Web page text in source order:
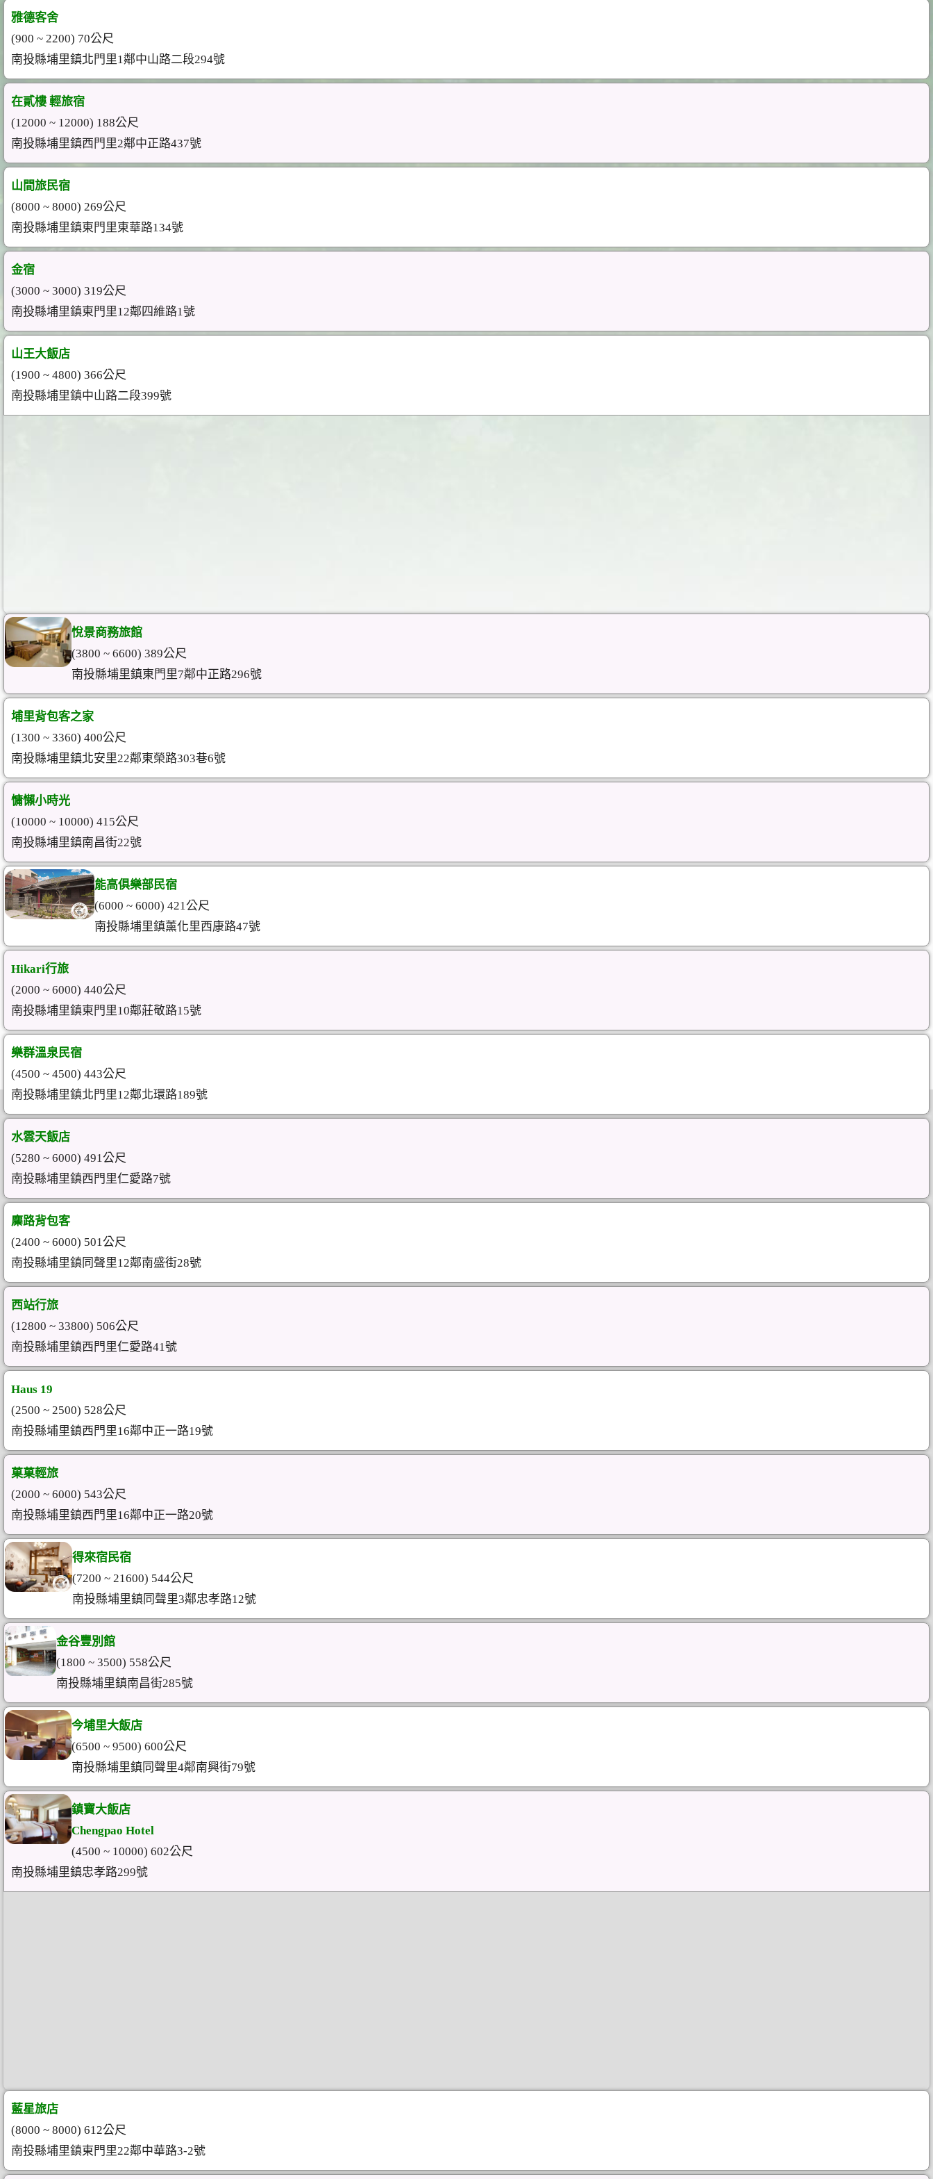
雅德客舍
(900 ~ 2200) 70公尺
南投縣埔里鎮北門里1鄰中山路二段294號
在貳樓 輕旅宿
(12000 ~ 12000) 188公尺
南投縣埔里鎮西門里2鄰中正路437號
山間旅民宿
(8000 ~ 8000) 269公尺
南投縣埔里鎮東門里東華路134號
金宿
(3000 ~ 3000) 319公尺
南投縣埔里鎮東門里12鄰四維路1號
山王大飯店
(1900 ~ 4800) 366公尺
南投縣埔里鎮中山路二段399號
悅景商務旅館
(3800 ~ 6600) 389公尺
南投縣埔里鎮東門里7鄰中正路296號
埔里背包客之家
(1300 ~ 3360) 400公尺
南投縣埔里鎮北安里22鄰東榮路303巷6號
慵懶小時光
(10000 ~ 10000) 415公尺
南投縣埔里鎮南昌街22號
能高俱樂部民宿
(6000 ~ 6000) 421公尺
南投縣埔里鎮薰化里西康路47號
Hikari行旅
(2000 ~ 6000) 440公尺
南投縣埔里鎮東門里10鄰莊敬路15號
樂群溫泉民宿
(4500 ~ 4500) 443公尺
南投縣埔里鎮北門里12鄰北環路189號
水雲天飯店
(5280 ~ 6000) 491公尺
南投縣埔里鎮西門里仁愛路7號
麋路背包客
(2400 ~ 6000) 501公尺
南投縣埔里鎮同聲里12鄰南盛街28號
西站行旅
(12800 ~ 33800) 506公尺
南投縣埔里鎮西門里仁愛路41號
Haus 19
(2500 ~ 2500) 528公尺
南投縣埔里鎮西門里16鄰中正一路19號
菓菓輕旅
(2000 ~ 6000) 543公尺
南投縣埔里鎮西門里16鄰中正一路20號
得來宿民宿
(7200 ~ 21600) 544公尺
南投縣埔里鎮同聲里3鄰忠孝路12號
金谷豐別館
(1800 ~ 3500) 558公尺
南投縣埔里鎮南昌街285號
今埔里大飯店
(6500 ~ 9500) 600公尺
南投縣埔里鎮同聲里4鄰南興街79號
鎮寶大飯店
Chengpao Hotel
(4500 ~ 10000) 602公尺
南投縣埔里鎮忠孝路299號
藍星旅店
(8000 ~ 8000) 612公尺
南投縣埔里鎮東門里22鄰中華路3-2號